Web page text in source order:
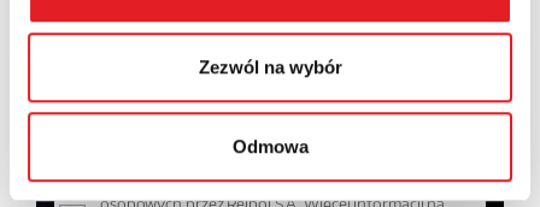
Zezwól na wybór
Odmowa
Wyrażam zgodę na przetwarzanie moich danych